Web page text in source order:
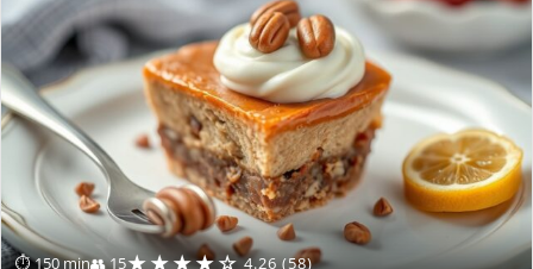
⏱ 150 min👥 15★★★★☆ 4.26 (58)